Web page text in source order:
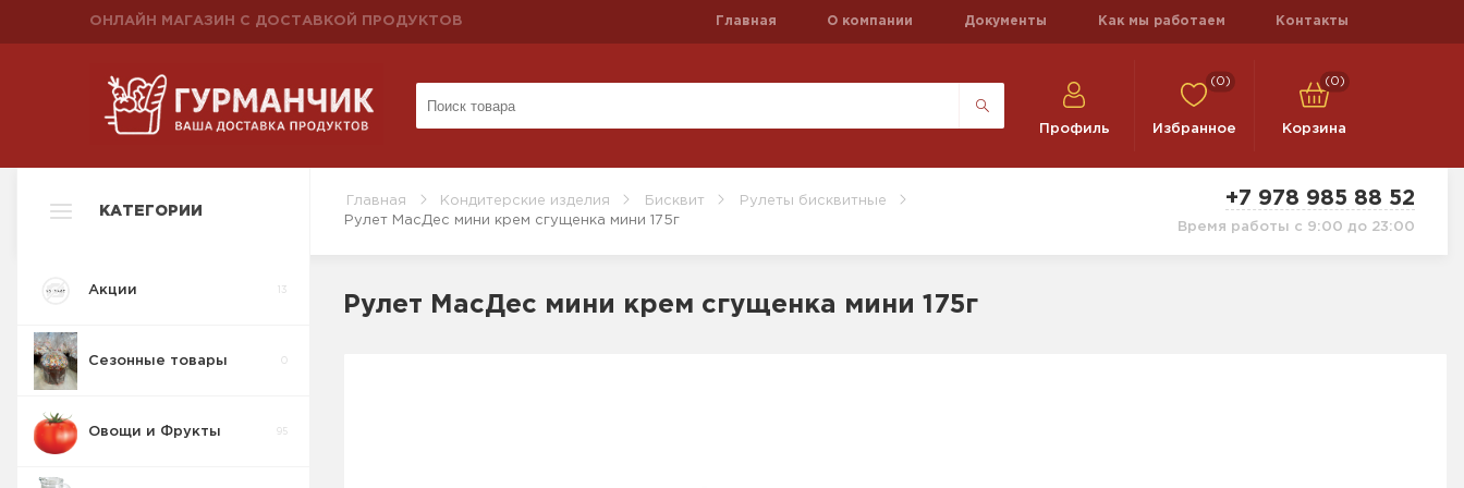
ОНЛАЙН МАГАЗИН С ДОСТАВКОЙ ПРОДУКТОВ Главная О компании Документы Как мы работаем Контакты
Профиль
(0)
Избранное
(0)
Корзина
Главная Кондитерские изделия Бисквит
Рулеты бисквитные
Рулет МасДес мини крем сгущенка мини 175г
+7 978 985 88 52
Время работы с 9:00 до 23:00
КАТЕГОРИИ
Акции 13
Сезонные товары
Овощи и Фрукты 95
Рулет МасДес мини крем сгущенка мини 175г